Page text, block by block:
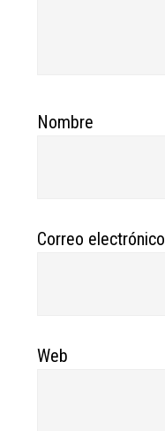
Nombre
Correo electrónico
Web